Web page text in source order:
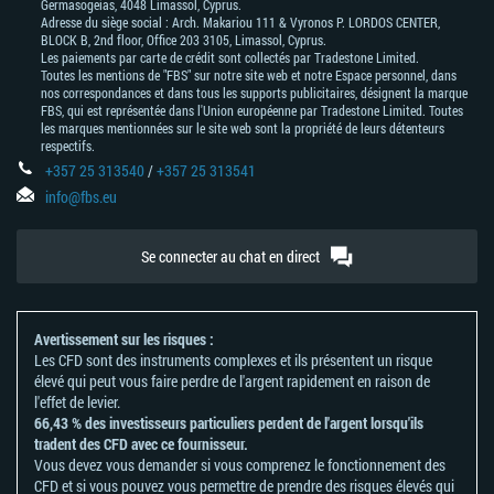
Germasogeias, 4048 Limassol, Cyprus.
Adresse du siège social : Arch. Makariou 111 & Vyronos Р. LORDOS CENTER,
BLOCK В, 2nd floor, Office 203 3105, Limassol, Cyprus.
Les paiements par carte de crédit sont collectés par Tradestone Limited.
Toutes les mentions de "FBS" sur notre site web et notre Espace personnel, dans
nos correspondances et dans tous les supports publicitaires, désignent la marque
FBS, qui est représentée dans l'Union européenne par Tradestone Limited. Toutes
les marques mentionnées sur le site web sont la propriété de leurs détenteurs
respectifs.
+357 25 313540/+357 25 313541
info@fbs.eu
Se connecter au chat en direct
Avertissement sur les risques :
Les CFD sont des instruments complexes et ils présentent un risque
élevé qui peut vous faire perdre de l'argent rapidement en raison de
l'effet de levier.
66,43 % des investisseurs particuliers perdent de l'argent lorsqu'ils
tradent des CFD avec ce fournisseur.
Vous devez vous demander si vous comprenez le fonctionnement des
CFD et si vous pouvez vous permettre de prendre des risques élevés qui